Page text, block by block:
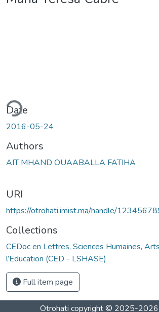
Date
2016-05-24
Authors
AIT MHAND OUAABALLA FATIHA
URI
https://otrohati.imist.ma/handle/
Collections
CEDoc en Lettres, Sciences Humaines,
l’Education (CED - LSHASE)
Full item page
Otrohati copyright © 2025-2026